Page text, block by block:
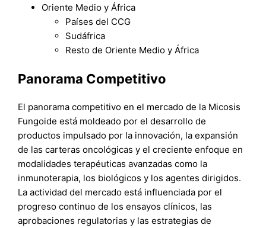
Oriente Medio y África
Países del CCG
Sudáfrica
Resto de Oriente Medio y África
Panorama Competitivo
El panorama competitivo en el mercado de la Micosis
Fungoide está moldeado por el desarrollo de
productos impulsado por la innovación, la expansión
de las carteras oncológicas y el creciente enfoque en
modalidades terapéuticas avanzadas como la
inmunoterapia, los biológicos y los agentes dirigidos.
La actividad del mercado está influenciada por el
progreso continuo de los ensayos clínicos, las
aprobaciones regulatorias y las estrategias de